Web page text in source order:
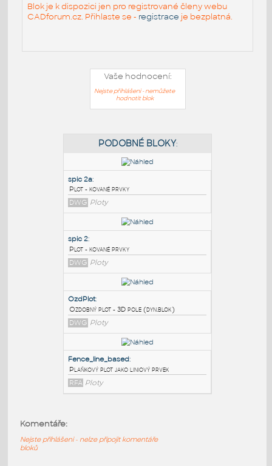
Blok je k dispozici jen pro registrované členy webu
CADforum.cz. Přihlaste se - registrace je bezplatná.
Vaše hodnocení:
Nejste přihlášeni - nemůžete
hodnotit blok
PODOBNÉ BLOKY:
spic 2a:
Plot - kované prvky
DWG
Plot - kované prvky
DWG Ploty
DWG Ploty
Komentáře:
Nejste přihlášeni - nelze připojit komentáře
bloků